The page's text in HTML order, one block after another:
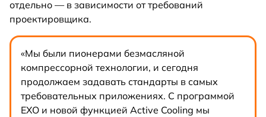
отдельно — в зависимости от требований
проектировщика.
«Мы были пионерами безмасляной
компрессорной технологии, и сегодня
продолжаем задавать стандарты в самых
требовательных приложениях. С программой
EXO и новой функцией Active Cooling мы